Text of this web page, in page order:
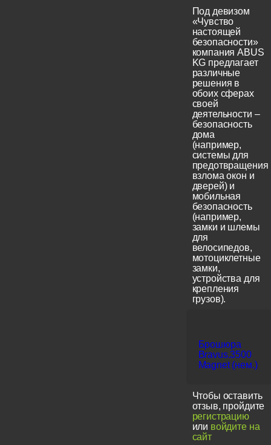
Под девизом
«Чувство
настоящей
безопасности»
компания ABUS
KG предлагает
различные
решения в
обоих сферах
своей
деятельности –
безопасность
дома
(например,
системы для
предотвращения
взлома окон и
дверей) и
мобильная
безопасность
(например,
замки и шлемы
для
велосипедов,
мотоциклетные
замки,
устройства для
крепления
грузов).
Брошюра
Bravus.3500
Magnet (нем.)
Чтобы оставить
отзыв, пройдите
регистрацию
или войдите на
сайт